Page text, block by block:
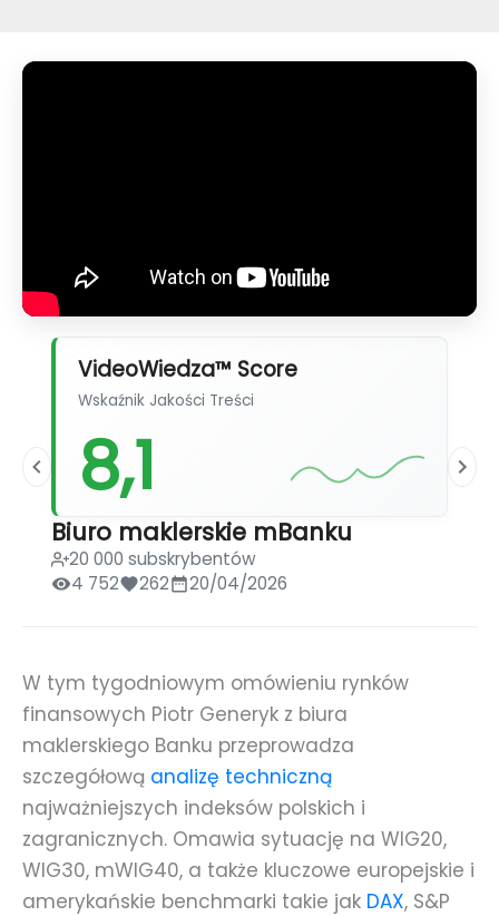
VideoWiedza™ Score
Wskaźnik Jakości Treści
8,1
Biuro maklerskie mBanku
20 000 subskrybentów
4 752
262 20/04/2026
W tym tygodniowym omówieniu rynków
finansowych Piotr Generyk z biura
maklerskiego Banku przeprowadza
szczegółową analizę techniczną
najważniejszych indeksów polskich i
zagranicznych. Omawia sytuację na WIG20,
WIG30, mWIG40, a także kluczowe europejskie i
amerykańskie benchmarki takie jak DAX, S&P